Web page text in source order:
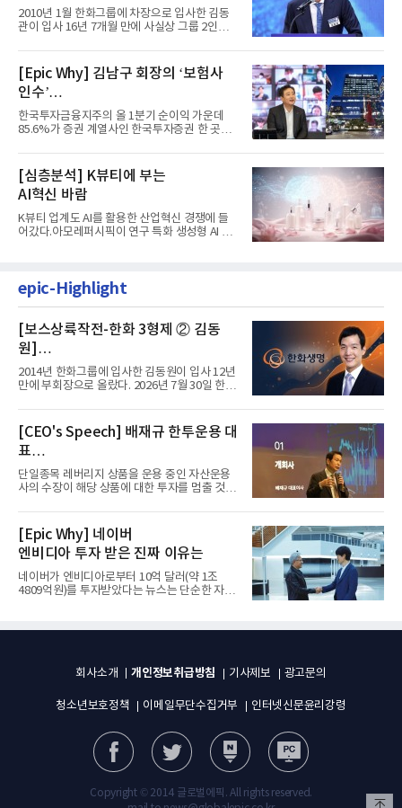
입사 16년 만에 수석부회장 … 경영승
계 ‘초읽기’
2010년 1월 한화그룹에 차장으로 입사한 김동
관이 입사 16년 7개월 만에 사실상 그룹 2인자
[Epic Why] 김남구 회장의 ‘보험사
인수’
발걸음이 신중해진 배경은?
한국투자금융지주의 올 1분기 순이익 가운데
85.6%가 증권 계열사인 한국투자증권 한 곳에
[심층분석] K뷰티에 부는
AI혁신 바람
K뷰티 업계도 AI를 활용한 산업혁신 경쟁에 들
어갔다.아모레퍼시픽이 연구 특화 생성형 AI 플
epic-Highlight
[보스상륙작전-한화 3형제 ② 김동
원]
입사 12년 만에 금융계열 수장 등극
2014년 한화그룹에 입사한 김동원이 입사 12년
만에 부회장으로 올랐다. 2026년 7월 30일 한화
[CEO's Speech] 배재규 한투운용 대
표
“개별종목 레버리지 투자 지금이라도
멈춰라”
단일종목 레버리지 상품을 운용 중인 자산운용
사의 수장이 해당 상품에 대한 투자를 멈출 것을
[Epic Why] 네이버
엔비디아 투자 받은 진짜 이유는
네이버가 엔비디아로부터 10억 달러(약 1조
4809억원)를 투자받았다는 뉴스는 단순한 자금
회사소개 개인정보취급방침 기사제보 광고문의
청소년보호정책 이메일무단수집거부 인터넷신문윤리강령
Copyright © 2014 글로벌에픽. All rights reserved.